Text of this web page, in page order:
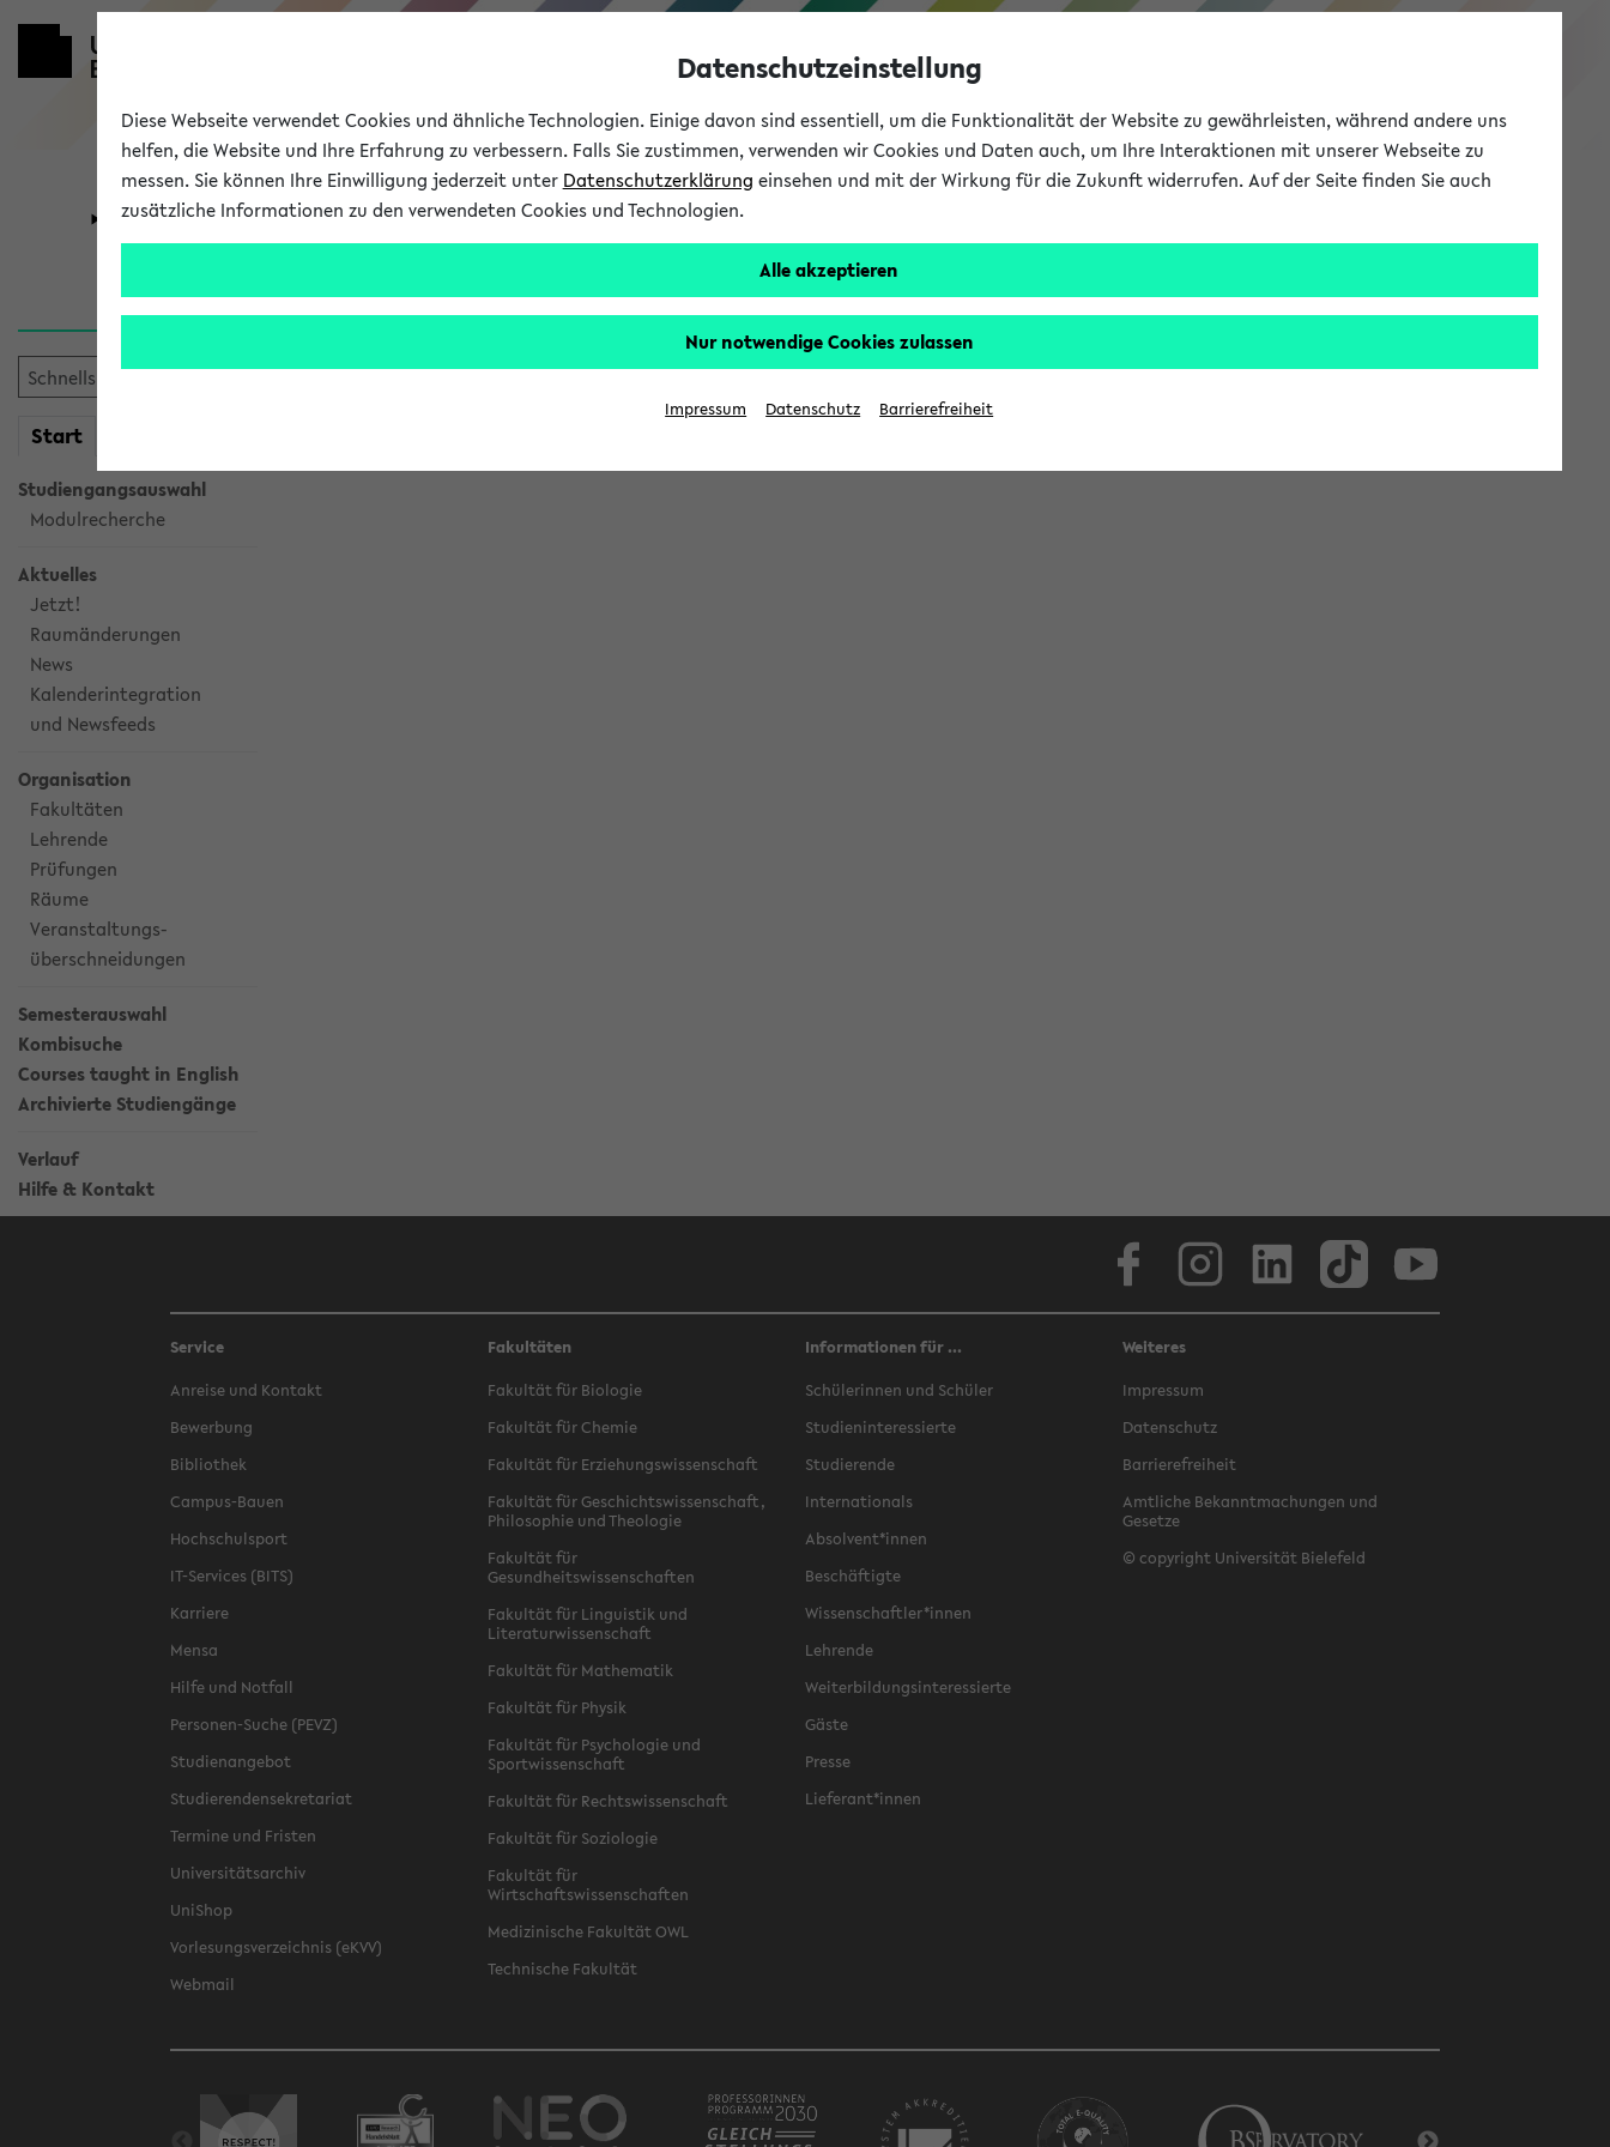
eKVV
Universität Forschung Studium
Start
Studiengangsauswahl
Modulrecherche
Aktuelles
Jetzt!
Raumänderungen
News
Kalenderintegration
und Newsfeeds
Organisation
Fakultäten
Lehrende
Prüfungen
Räume
Veranstaltungs-
überschneidungen
Semesterauswahl
Kombisuche
Courses taught in English
Archivierte Studiengänge
Verlauf
Hilfe & Kontakt
Verlauf
Service
Anreise und Kontakt
Bewerbung
Bibliothek
Campus-Bauen
Hochschulsport
IT-Services (BITS)
Karriere
Mensa
Hilfe und Notfall
Personen-Suche (PEVZ)
Studienangebot
Studierendensekretariat
Termine und Fristen
Universitätsarchiv
UniShop
Vorlesungsverzeichnis (eKVV)
Webmail
Fakultäten
Fakultät für Biologie
Fakultät für Chemie
Fakultät für Erziehungswissenschaft
Fakultät für Geschichtswissenschaft,
Philosophie und Theologie
Fakultät für
Gesundheitswissenschaften
Fakultät für Linguistik und
Literaturwissenschaft
Fakultät für Mathematik
Fakultät für Physik
Fakultät für Psychologie und
Sportwissenschaft
Fakultät für Rechtswissenschaft
Fakultät für Soziologie
Fakultät für
Wirtschaftswissenschaften
Medizinische Fakultät OWL
Technische Fakultät
Informationen für ...
Schülerinnen und Schüler
Studieninteressierte
Studierende
Internationals
Absolvent*innen
Beschäftigte
Wissenschaftler*innen
Lehrende
Weiterbildungsinteressierte
Gäste
Presse
Lieferant*innen
Weiteres
Impressum
Datenschutz
Barrierefreiheit
Amtliche Bekanntmachungen und
Gesetze
© copyright Universität Bielefeld
Datenschutzeinstellung
Diese Webseite verwendet Cookies und ähnliche Technologien. Einige davon sind essentiell, um die Funktionalität der Website zu gewährleisten, während andere uns
helfen, die Website und Ihre Erfahrung zu verbessern. Falls Sie zustimmen, verwenden wir Cookies und Daten auch, um Ihre Interaktionen mit unserer Webseite zu
messen. Sie können Ihre Einwilligung jederzeit unter Datenschutzerklärung einsehen und mit der Wirkung für die Zukunft widerrufen. Auf der Seite finden Sie auch
zusätzliche Informationen zu den verwendeten Cookies und Technologien.
Alle akzeptieren
Nur notwendige Cookies zulassen
Impressum Datenschutz Barrierefreiheit